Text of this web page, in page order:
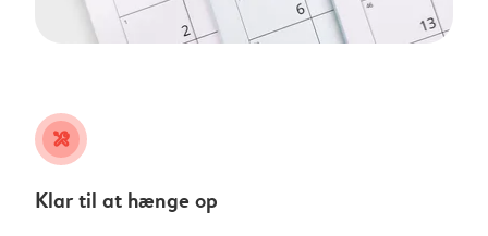
tools
Klar til at hænge op